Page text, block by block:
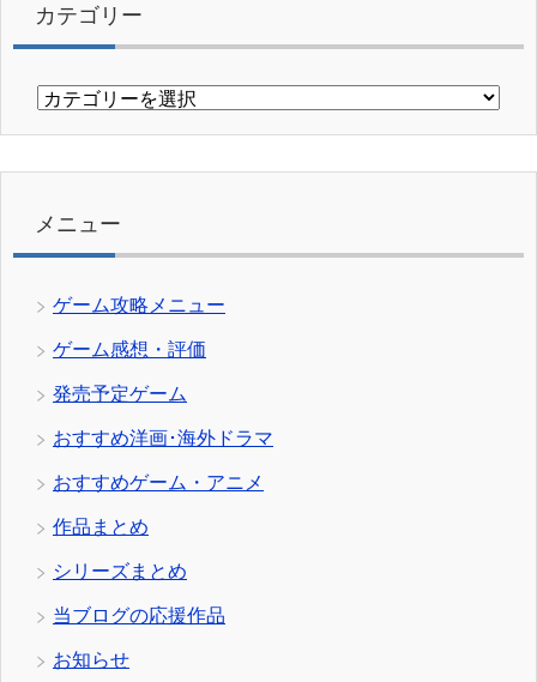
カテゴリー
カ
リ
メニュー
ゲーム攻略メニュー
ゲーム感想・評価
発売予定ゲーム
おすすめ洋画･海外ドラマ
おすすめゲーム・アニメ
作品まとめ
シリーズまとめ
当ブログの応援作品
お知らせ